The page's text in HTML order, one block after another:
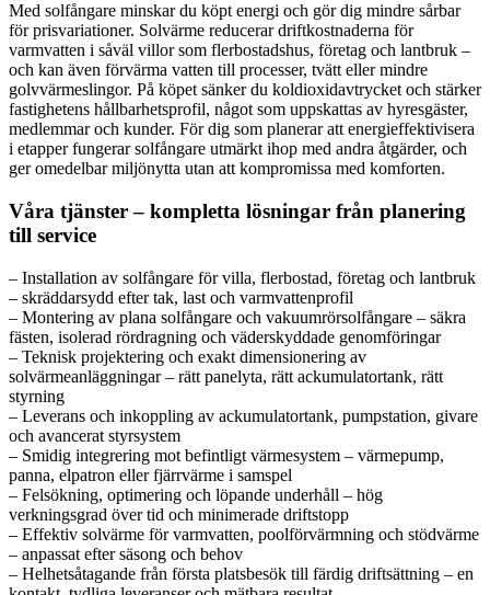
Med solfångare minskar du köpt energi och gör dig mindre sårbar
för prisvariationer. Solvärme reducerar driftkostnaderna för
varmvatten i såväl villor som flerbostadshus, företag och lantbruk –
och kan även förvärma vatten till processer, tvätt eller mindre
golvvärmeslingor. På köpet sänker du koldioxidavtrycket och stärker
fastighetens hållbarhetsprofil, något som uppskattas av hyresgäster,
medlemmar och kunder. För dig som planerar att energieffektivisera
i etapper fungerar solfångare utmärkt ihop med andra åtgärder, och
ger omedelbar miljönytta utan att kompromissa med komforten.
Våra tjänster – kompletta lösningar från planering
till service
– Installation av solfångare för villa, flerbostad, företag och lantbruk
– skräddarsydd efter tak, last och varmvattenprofil
– Montering av plana solfångare och vakuumrörsolfångare – säkra
fästen, isolerad rördragning och väderskyddade genomföringar
– Teknisk projektering och exakt dimensionering av
solvärmeanläggningar – rätt panelyta, rätt ackumulatortank, rätt
styrning
– Leverans och inkoppling av ackumulatortank, pumpstation, givare
och avancerat styrsystem
– Smidig integrering mot befintligt värmesystem – värmepump,
panna, elpatron eller fjärrvärme i samspel
– Felsökning, optimering och löpande underhåll – hög
verkningsgrad över tid och minimerade driftstopp
– Effektiv solvärme för varmvatten, poolförvärmning och stödvärme
– anpassat efter säsong och behov
– Helhetsåtagande från första platsbesök till färdig driftsättning – en